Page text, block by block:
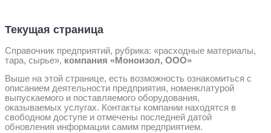
Текущая страница
Справочник предприятий, рубрика: «расходные материалы,
тара, сырье», компания «Моноизол, ООО»
Выше на этой странице, есть возможность ознакомиться с
описанием деятельности предприятия, номенклатурой
выпускаемого и поставляемого оборудования,
оказываемых услугах. Контакты компании находятся в
свободном доступе и отмечены последней датой
обновления информации самим предприятием.